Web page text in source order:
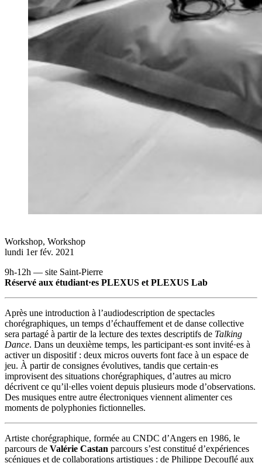
Workshop, Workshop
lundi 1er fév. 2021
9h-12h — site Saint-Pierre
Réservé aux étudiant·es PLEXUS et PLEXUS Lab
Après une introduction à l’audiodescription de spectacles
chorégraphiques, un temps d’échauffement et de danse collective
sera partagé à partir de la lecture des textes descriptifs de Talking
Dance. Dans un deuxième temps, les participant·es sont invité·es à
activer un dispositif : deux micros ouverts font face à un espace de
jeu. À partir de consignes évolutives, tandis que certain·es
improvisent des situations chorégraphiques, d’autres au micro
décrivent ce qu’il·elles voient depuis plusieurs mode d’observations.
Des musiques entre autre électroniques viennent alimenter ces
moments de polyphonies fictionnelles.
Artiste chorégraphique, formée au CNDC d’Angers en 1986, le
parcours de Valérie Castan parcours s’est constitué d’expériences
scéniques et de collaborations artistiques : de Philippe Decouflé aux